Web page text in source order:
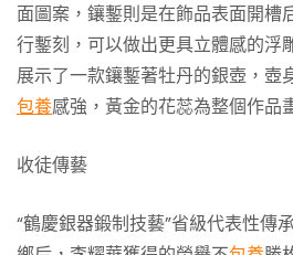
面圖案，鑲鏨則是在飾品表面開槽
行鏨刻，可以做出更具立體感的浮
展示了一款鑲鏨著牡丹的銀壺，壺
包養感強，黃金的花蕊為整個作品
收徒傳藝
“鶴慶銀器鍛制技藝”省級代表性傳